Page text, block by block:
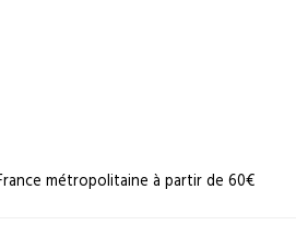
métropolitaine à partir de 60€